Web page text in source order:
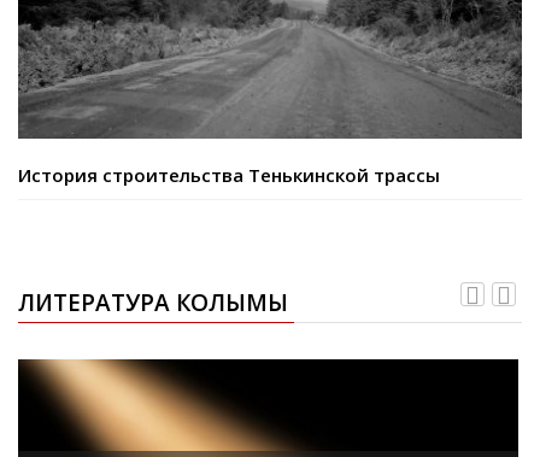
История строительства Тенькинской трассы
ЛИТЕРАТУРА КОЛЫМЫ